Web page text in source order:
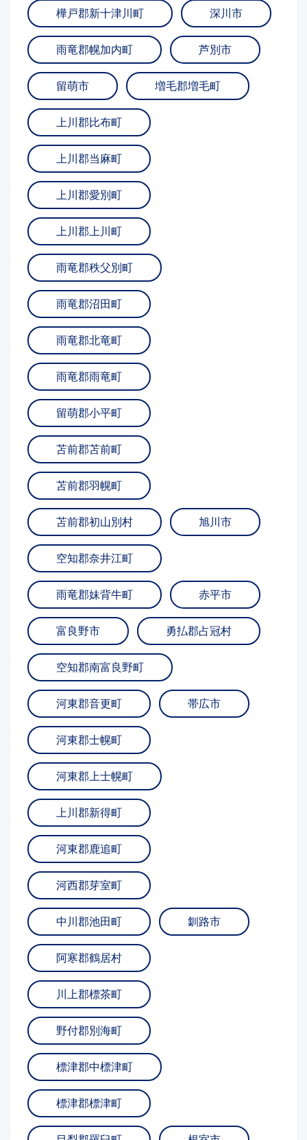
樺戸郡新十津川町 深川市
雨竜郡幌加内町 芦別市
留萌市 増毛郡増毛町
上川郡比布町
上川郡当麻町
上川郡愛別町
上川郡上川町
雨竜郡秩父別町
雨竜郡沼田町
雨竜郡北竜町
雨竜郡雨竜町
留萌郡小平町
苫前郡苫前町
苫前郡羽幌町
苫前郡初山別村 旭川市
空知郡奈井江町
雨竜郡妹背牛町 赤平市
富良野市 勇払郡占冠村
空知郡南富良野町
河東郡音更町 帯広市
河東郡士幌町
河東郡上士幌町
上川郡新得町
河東郡鹿追町
河西郡芽室町
中川郡池田町 釧路市
阿寒郡鶴居村
川上郡標茶町
野付郡別海町
標津郡中標津町
標津郡標津町